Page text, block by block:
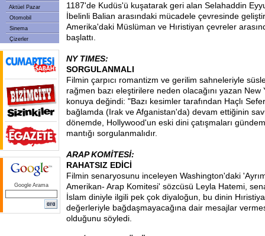
Aktüel Pazar
Otomobil
Sinema
Çizerler
Google Arama
1187'de Kudüs'ü kuşatarak geri alan Selahaddin
İbelinli Balian arasındaki mücadele çevresinde
Amerika'daki Müslüman ve Hıristiyan çevreler
başlattı.
NY TIMES:
SORGULANMALI
Filmin çarpıcı romantizm ve gerilim sahneleriyle
rağmen bazı eleştirilere neden olacağını yazan New
konuya değindi: "Bazı kesimler tarafından Haçlı
bağlamda (Irak ve Afganistan'da) devam ettiğinin
dönemde, Hollywood'un eski dini çatışmaları
mantığı sorgulanmalıdır.
ARAP KOMİTESİ:
RAHATSIZ EDİCİ
Filmin senaryosunu inceleyen Washington'daki
Amerikan- Arap Komitesi' sözcüsü Leyla Hatemi,
İslam diniyle ilgili pek çok diyaloğun, bu dinin
değerleriyle bağdaşmayacağına dair mesajlar
olduğunu söyledi.